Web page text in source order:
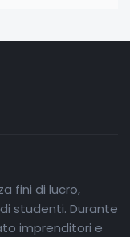
fini di lucro,
studenti. Durante
imprenditori e